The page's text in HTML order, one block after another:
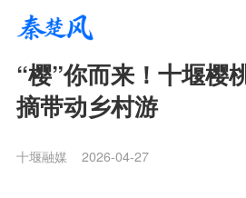
“樱”你而来！十堰樱
摘带动乡村游
十堰融媒 2026-04-27